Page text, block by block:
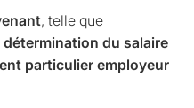
, telle que
détermination du salaire
particulier employeur